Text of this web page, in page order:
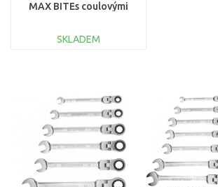
MAX BITEs coulovými
SKLADEM